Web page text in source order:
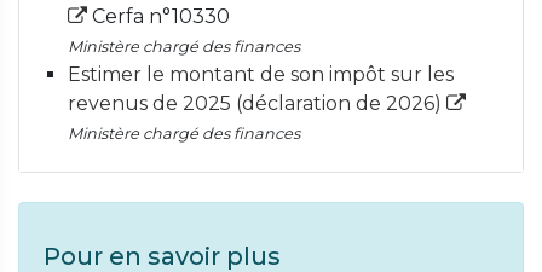
Cerfa n°10330
Ministère chargé des finances
Estimer le montant de son impôt sur les
revenus de 2025 (déclaration de 2026)
Ministère chargé des finances
Pour en savoir plus